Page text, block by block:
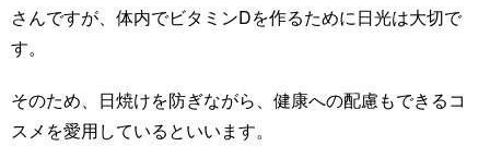
さんですが、体内でビタミンDを作るために日光は大切で
す。
そのため、日焼けを防ぎながら、健康への配慮もできるコ
スメを愛用しているといいます。